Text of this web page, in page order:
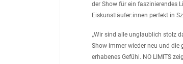
der Show für ein faszinierendes
Eiskunstläufer:innen perfekt in
„Wir sind alle unglaublich stolz
Show immer wieder neu und die
erhabenes Gefühl. NO LIMITS